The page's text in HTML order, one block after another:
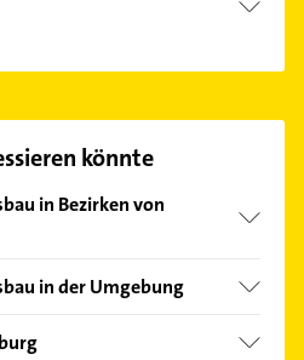
. könnte
in Bezirken von
in der Umgebung